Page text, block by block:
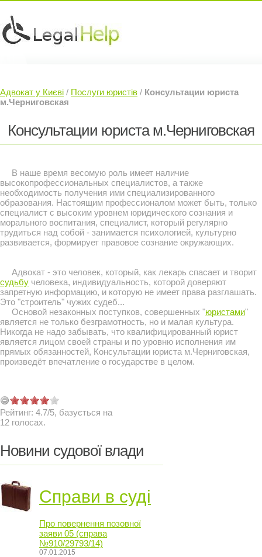
Судовий Адвокат »
Адвокат у Києві / Послуги юристів / Консультации юриста
м.Черниговская
Консультации юриста м.Черниговская
В наше время весомую роль имеет наличие
высокопрофессиональных специалистов, а также
необходимость получения ими специализированного
образования. Настоящим профессионалом может быть, только
специалист с высоким уровнем юридического сознания и
морального воспитания, специалист, который регулярно
трудиться над собой - занимается психологией, культурно
развивается, формирует правовое сознание окружающих.
Адвокат - это человек, который, как лекарь спасает и творит
судьбу человека, индивидуальность, которой доверяют
запретную информацию, и которую не имеет права разглашать.
Это "строитель" чужих судеб...
Основой незаконных поступков, совершенных "юристами"
является не только безграмотность, но и малая культура.
Никогда не надо забывать, что квалифицированный юрист
является лицом своей страны и по уровню исполнения им
прямых обязанностей, Консультации юриста м.Черниговская,
произведёт впечатление о государстве в целом.
Рейтинг: 4.7/5, базується на
12 голосах.
Новини судової влади
Справи в суді
Про повернення позовної
заяви 05 (справа
№910/29793/14)
07.01.2015